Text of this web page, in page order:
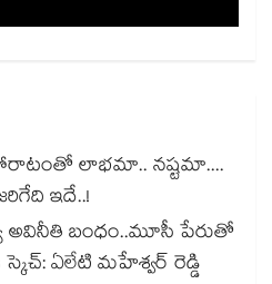
లాభమా.. నష్టమా....
ఇదే..!
అవినీతి బంధం..మూసీ పేరుతో
ఏలేటి మహేశ్వర్ రెడ్డి